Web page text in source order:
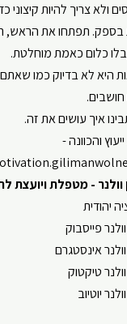
ולא צריך להיות
תפתחו את הראש,
כלום כאמת מוחלטת.
היא לא בדיוק כמו
איך עושים את זה.
והכוונה -
וולנר⁠ -⁠⁠מטפלת ויועצת
יהודית⁠⁠⁠⁠⁠⁠⁠⁠⁠⁠⁠⁠⁠⁠⁠⁠⁠⁠
פייסבוק⁠⁠⁠⁠⁠⁠⁠⁠⁠⁠⁠⁠⁠⁠⁠⁠⁠⁠
וולנר אינסטגרם⁠⁠⁠⁠⁠⁠⁠⁠⁠⁠⁠⁠⁠⁠⁠⁠⁠
טיקטוק⁠⁠⁠⁠⁠⁠⁠⁠⁠⁠⁠⁠⁠⁠⁠⁠⁠⁠
יוטיוב⁠⁠⁠⁠⁠⁠⁠⁠⁠⁠⁠⁠⁠⁠⁠⁠⁠⁠